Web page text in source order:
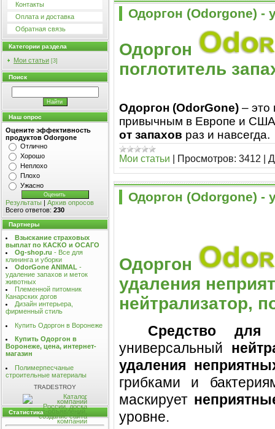
Контакты
Оплата и доставка
Обратная связь
Категории раздела
Мои статьи [3]
Поиск
Наш опрос
Оцените эффективность
продуктов Odorgone
Отлично
Хорошо
Неплохо
Плохо
Ужасно
Результаты | Архив опросов
Всего ответов: 230
Партнеры
Взыскание страховых
выплат по КАСКО и ОСАГО
Og-shop.ru - Все для
клининга и уборки
OdorGone ANIMAL -
удаление запахов и меток
животных
Племенной питомник
Канарских догов
Дизайн интерьера,
фирменный стиль
Купить Одоргон в Воронеже
Купить Одоргон в
Воронеже, цена, интернет-
магазин
Полимерпесчаные
строительные материалы
TRADESTROY
Статистика
Одоргон (Odorgone) -
Одоргон
поглотитель
Одоргон (ОdorGone) – это
привычным в Европе и
от запахов раз и навсегда.
Мои статьи | Просмотров: 3412 |
Одоргон (Odorgone) -
Одоргон
удаления
нейтрализатор,
Средство для
универсальный
удаления
грибками и
маскирует
уровне.